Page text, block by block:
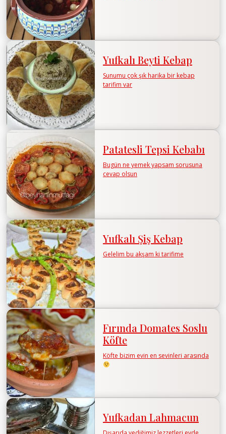
Yufkalı Beyti Kebap
Sunumu çok şık harika bir kebap
tarifim var
Patatesli Tepsi Kebabı
Bugün ne yemek yapsam sorusuna
cevap olsun
Yufkalı Şiş Kebap
Gelelim bu akşam ki tarifime
Fırında Domates Soslu
Köfte
Köfte bizim evin en sevinleri arasında
Yufkadan Lahmacun